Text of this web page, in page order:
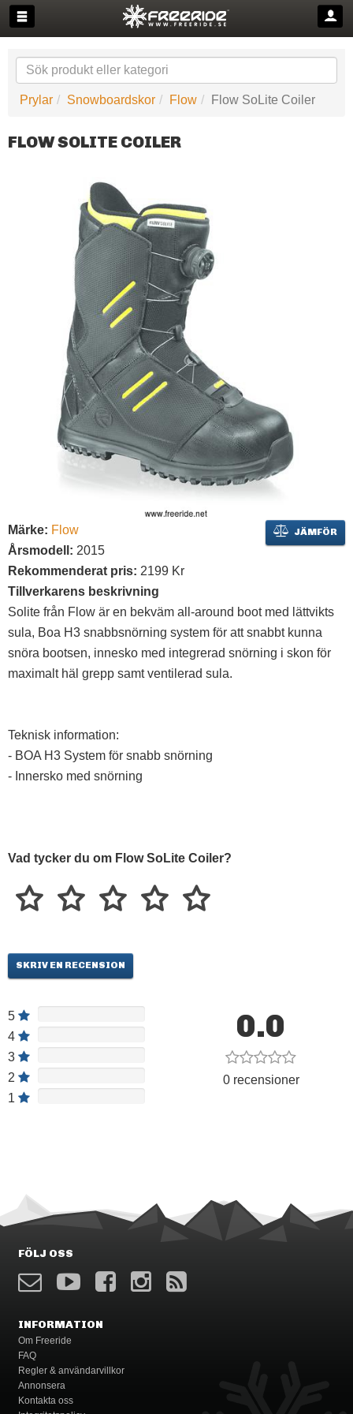
Prylar Snowboardskor Flow Flow SoLite Coiler
FLOW SOLITE COILER
JÄMFÖR
Märke: Flow
Årsmodell: 2015
Rekommenderat pris: 2199 Kr
Tillverkarens beskrivning
Solite från Flow är en bekväm all-around boot med lättvikts
sula, Boa H3 snabbsnörning system för att snabbt kunna
snöra bootsen, innesko med integrerad snörning i skon för
maximalt häl grepp samt ventilerad sula.
Teknisk information:
- BOA H3 System för snabb snörning
- Innersko med snörning
Vad tycker du om Flow SoLite Coiler?
SKRIV EN RECENSION
5
4
3
2
1
0.0
0 recensioner
FÖLJ OSS
INFORMATION
Om Freeride
FAQ
Regler & användarvillkor
Annonsera
Kontakta oss